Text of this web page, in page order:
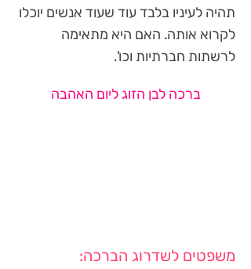
תהיה לעיניו בלבד עוד שעוד אנשים יוכלו
לקרוא אותה. האם היא מתאימה
לרשתות חברתיות וכו'.
משפטים לשדרוג הברכה:
ברכה לבן הזוג ליום האהבה